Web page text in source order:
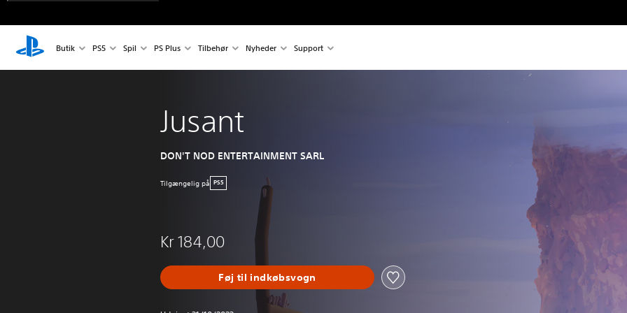
Butik PS5 Spil PS Plus Tilbehør Nyheder Support
Jusant
DON'T NOD ENTERTAINMENT SARL
Tilgængelig på PS5
Kr 184,00
Føj til indkøbsvogn